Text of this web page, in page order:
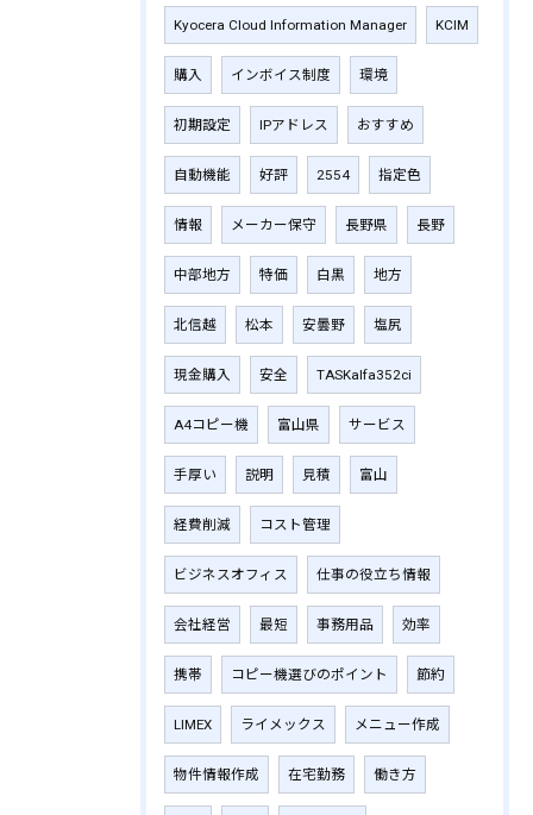
Kyocera Cloud Information Manager KCIM
購入 インボイス制度 環境
初期設定 IPアドレス おすすめ
自動機能 好評 2554 指定色
情報 メーカー保守 長野県 長野
中部地方 特価 白黒 地方
北信越 松本 安曇野 塩尻
現金購入 安全 TASKalfa352ci
A4コピー機 富山県 サービス
手厚い 説明 見積 富山
経費削減 コスト管理
ビジネスオフィス 仕事の役立ち情報
会社経営 最短 事務用品 効率
携帯 コピー機選びのポイント 節約
LIMEX ライメックス メニュー作成
物件情報作成 在宅勤務 働き方